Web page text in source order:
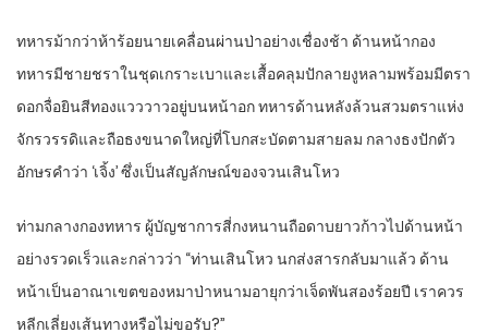
ทหารม้ากว่าห้าร้อยนายเคลื่อนผ่านป่าอย่างเชื่องช้า ด้านหน้ากอง
ทหารมีชายชราในชุดเกราะเบาและเสื้อคลุมปักลายงูหลามพร้อมมีตรา
ดอกจื่อยินสีทองแวววาวอยู่บนหน้าอก ทหารด้านหลังล้วนสวมตราแห่ง
จักรวรรดิและถือธงขนาดใหญ่ที่โบกสะบัดตามสายลม กลางธงปักตัว
อักษรคำว่า ‘เจิ้ง’ ซึ่งเป็นสัญลักษณ์ของจวนเสินโหว
ท่ามกลางกองทหาร ผู้บัญชาการสี่กงหนานถือดาบยาวก้าวไปด้านหน้า
อย่างรวดเร็วและกล่าวว่า “ท่านเสินโหว นกส่งสารกลับมาแล้ว ด้าน
หน้าเป็นอาณาเขตของหมาป่าหนามอายุกว่าเจ็ดพันสองร้อยปี เราควร
หลีกเลี่ยงเส้นทางหรือไม่ขอรับ?”